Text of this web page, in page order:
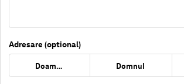
Adresare (optional)
Doamna Domnul